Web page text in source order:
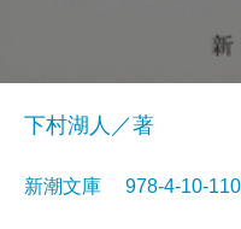
下村湖人／著
新潮文庫 978-4-10-